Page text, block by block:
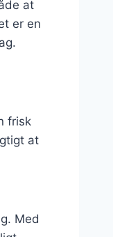
at
er en
frisk
at
Med